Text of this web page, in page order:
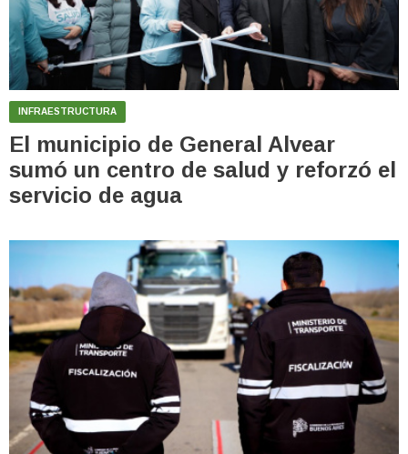
INFRAESTRUCTURA
El municipio de General Alvear
sumó un centro de salud y reforzó el
servicio de agua